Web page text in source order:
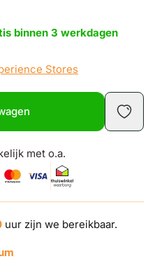
binnen 3 werkdagen
Stores
met o.a.
uur zijn we bereikbaar.